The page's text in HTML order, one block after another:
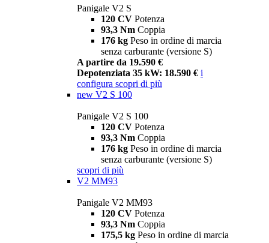
Panigale V2 S
120 CV Potenza
93,3 Nm Coppia
176 kg Peso in ordine di marcia
senza carburante (versione S)
A partire da 19.590 €
Depotenziata 35 kW: 18.590 € i
configura scopri di più
new V2 S 100
Panigale V2 S 100
120 CV Potenza
93,3 Nm Coppia
176 kg Peso in ordine di marcia
senza carburante (versione S)
scopri di più
V2 MM93
Panigale V2 MM93
120 CV Potenza
93,3 Nm Coppia
175,5 kg Peso in ordine di marcia